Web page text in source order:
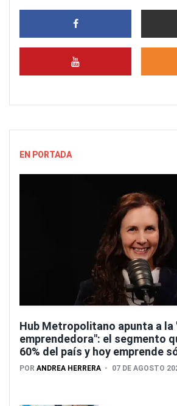
EN PORTADA
Hub Metropolitano apunta a la
emprendedora": el segmento
60% del país y hoy emprende
POR ANDREA HERRERA 07 DE AGOSTO